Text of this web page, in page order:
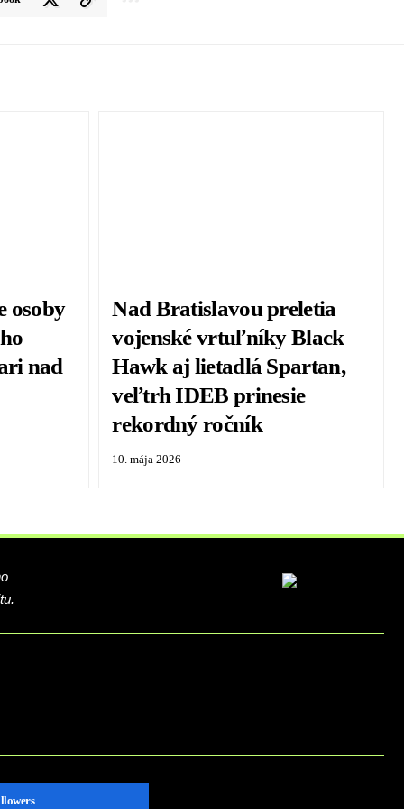
osoby
nad
Nad Bratislavou preletia
vojenské vrtuľníky Black
Hawk aj lietadlá Spartan,
veľtrh IDEB prinesie
rekordný ročník
10. mája 2026